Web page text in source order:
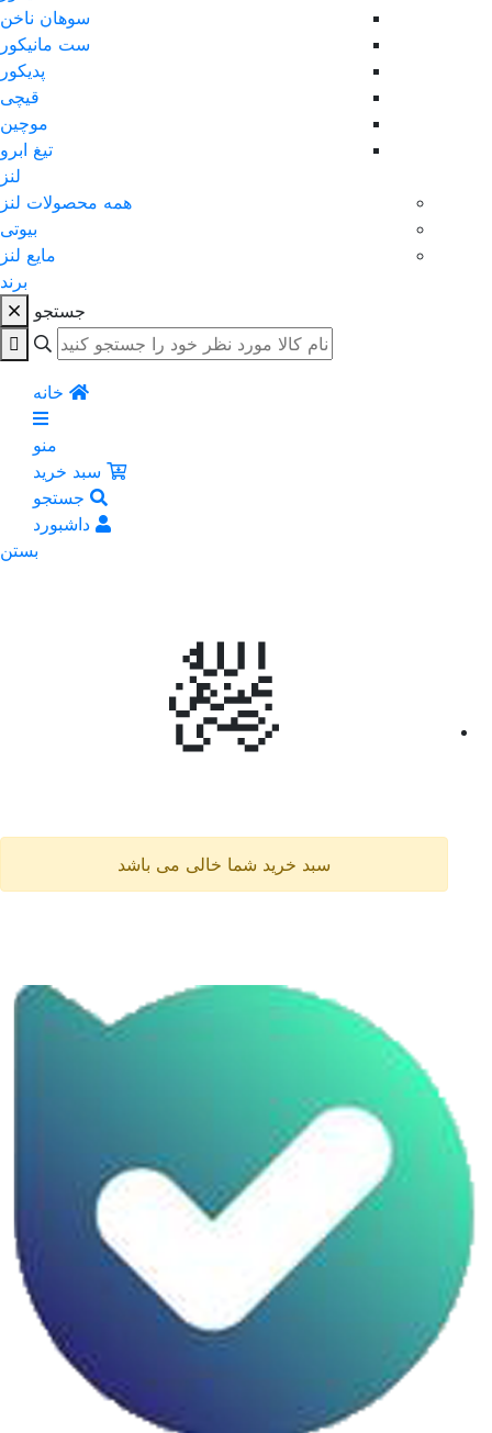
سوهان ناخن
ست مانیکور
پدیکور
قیچی
موچین
تیغ ابرو
لنز
همه محصولات لنز
بیوتی
مایع لنز
برند
جستجو
خانه
منو
سبد خرید
جستجو
داشبورد
بستن
سبد خرید شما خالی می باشد